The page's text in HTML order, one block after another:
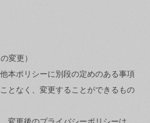
変更）
本ポリシーに別段の定めのある事項
となく、変更することができるもの